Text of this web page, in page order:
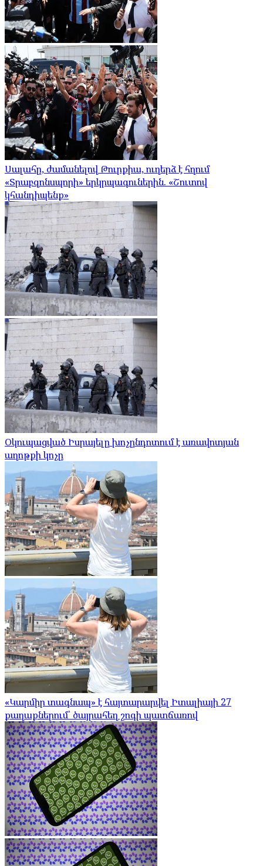
Սալահը, ժամանելով Թուրքիա, ուղերձ է հղում
«Տրաբզոնսպորի» երկրպագուներին. «Շուտով
կհանդիպենք»
Օկուպացված Իսրայելը խոչընդոտում է առավոտյան
աղոթքի կոչը
«Կարմիր տագնապ» է հայտարարվել Իտալիայի 27
քաղաքներում՝ ծայրահեղ շոգի պատճառով